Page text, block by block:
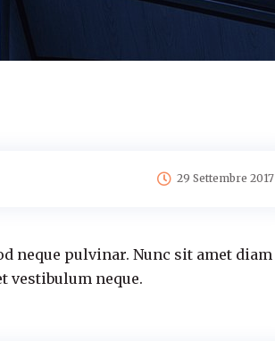
29 Settembre 2017
neque pulvinar. Nunc sit amet diam
vestibulum neque.